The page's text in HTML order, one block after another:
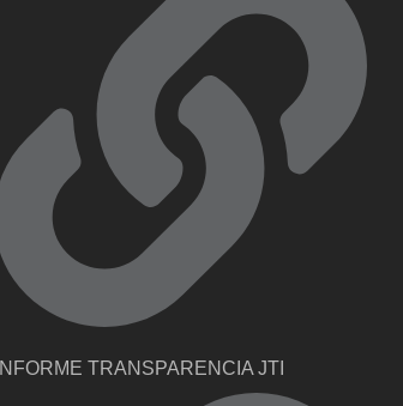
INFORME TRANSPARENCIA JTI